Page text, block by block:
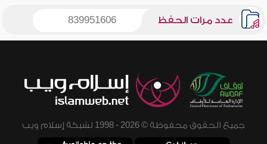
عدد مرات الحفظ 839951606
جميع الحقوق محفوظة © 2026 - 1998 لشبكة إسلام ويب